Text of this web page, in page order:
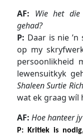
AF: Wie het
gehad?
P: Daar is nie
op my
persoonlikheid
lewensuitkyk
Shaleen Surtie
wat ek graag wíl
AF: Hoe hanteer
P: Kritiek is